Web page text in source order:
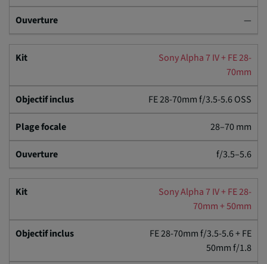
—
Sony Alpha 7 IV + FE 28-
70mm
FE 28-70mm f/3.5-5.6 OSS
28–70 mm
f/3.5–5.6
Sony Alpha 7 IV + FE 28-
70mm + 50mm
FE 28-70mm f/3.5-5.6 + FE
50mm f/1.8